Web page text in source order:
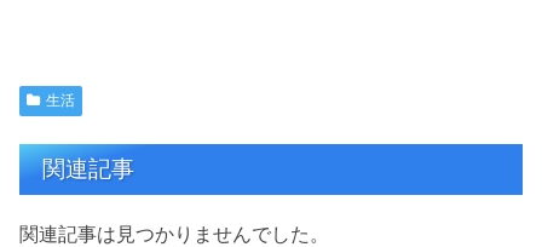
生活
関連記事
関連記事は見つかりませんでした。